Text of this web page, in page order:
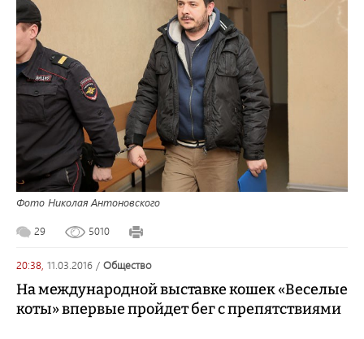
Фото Николая Антоновского
29 5010
20:38, 11.03.2016 / общество
На международной выставке кошек «Веселые
коты» впервые пройдет бег с препятствиями